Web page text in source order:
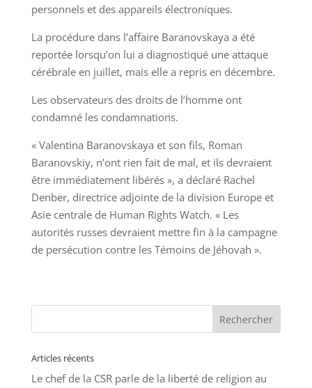
personnels et des appareils électroniques.
La procédure dans l’affaire Baranovskaya a été
reportée lorsqu’on lui a diagnostiqué une attaque
cérébrale en juillet, mais elle a repris en décembre.
Les observateurs des droits de l’homme ont
condamné les condamnations.
« Valentina Baranovskaya et son fils, Roman
Baranovskiy, n’ont rien fait de mal, et ils devraient
être immédiatement libérés », a déclaré Rachel
Denber, directrice adjointe de la division Europe et
Asie centrale de Human Rights Watch. « Les
autorités russes devraient mettre fin à la campagne
de persécution contre les Témoins de Jéhovah ».
Articles récents
Le chef de la CSR parle de la liberté de religion au